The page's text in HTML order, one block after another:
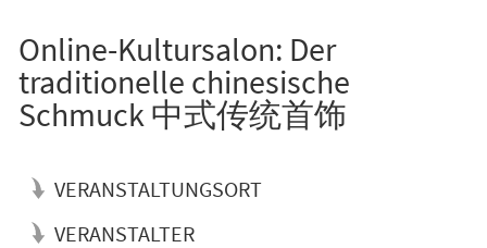
Online-Kultursalon: Der
traditionelle chinesische
Schmuck 中式传统首饰
VERANSTALTUNGSORT
VERANSTALTER